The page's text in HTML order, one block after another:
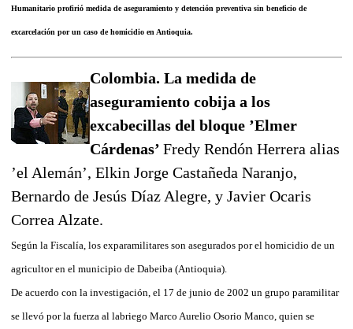
Humanitario profirió medida de aseguramiento y detención preventiva sin beneficio de
excarcelación por un caso de homicidio en Antioquia.
Colombia. La medida de
aseguramiento cobija a los
excabecillas del bloque ’Elmer
Cárdenas’ Fredy Rendón Herrera alias
’el Alemán’, Elkin Jorge Castañeda Naranjo,
Bernardo de Jesús Díaz Alegre, y Javier Ocaris
Correa Alzate.
Según la Fiscalía, los exparamilitares son asegurados por el homicidio de un
agricultor en el municipio de Dabeiba (Antioquia).
De acuerdo con la investigación, el 17 de junio de 2002 un grupo paramilitar
se llevó por la fuerza al labriego Marco Aurelio Osorio Manco, quien se